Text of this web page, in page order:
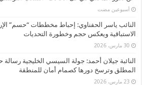
‏أسبوعين مضت
النائب ياسر الحفناوي: إحباط مخططات “حسم”
الاستباقية ويعكس حجم وخطورة التحديات
30 مارس، 2026
النائبة جيلان أحمد: جولة السيسي الخليجية
المطلق وترسخ دورها كصمام أمان للمنطقة
23 مارس، 2026